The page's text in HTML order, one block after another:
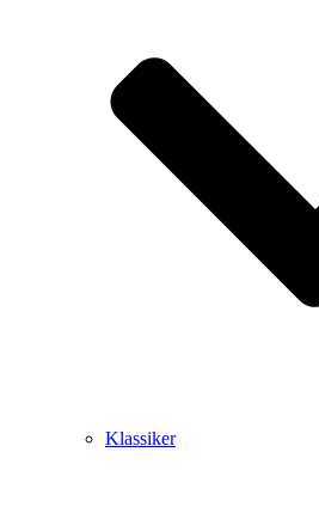
Klassiker